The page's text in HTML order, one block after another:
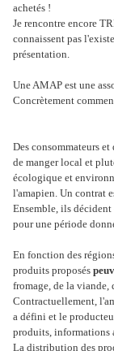
achetés !
Je rencontre encore
connaissent pas
présentation.
Une AMAP est une
Concrètement
Des consommateurs
de manger local et
écologique et
l'amapien. Un contrat
Ensemble, ils décident
pour une période
En fonction des
produits proposés
fromage, de la viande,
Contractuellement,
a défini et le
produits, informations
La distribution des